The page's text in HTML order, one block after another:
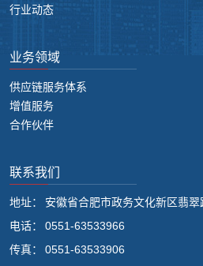
行业动态
业务领域
供应链服务体系
增值服务
合作伙伴
联系我们
地址：
安徽省合肥市政务文化新区翡
电话：
0551-63533966
传真：
0551-63533906